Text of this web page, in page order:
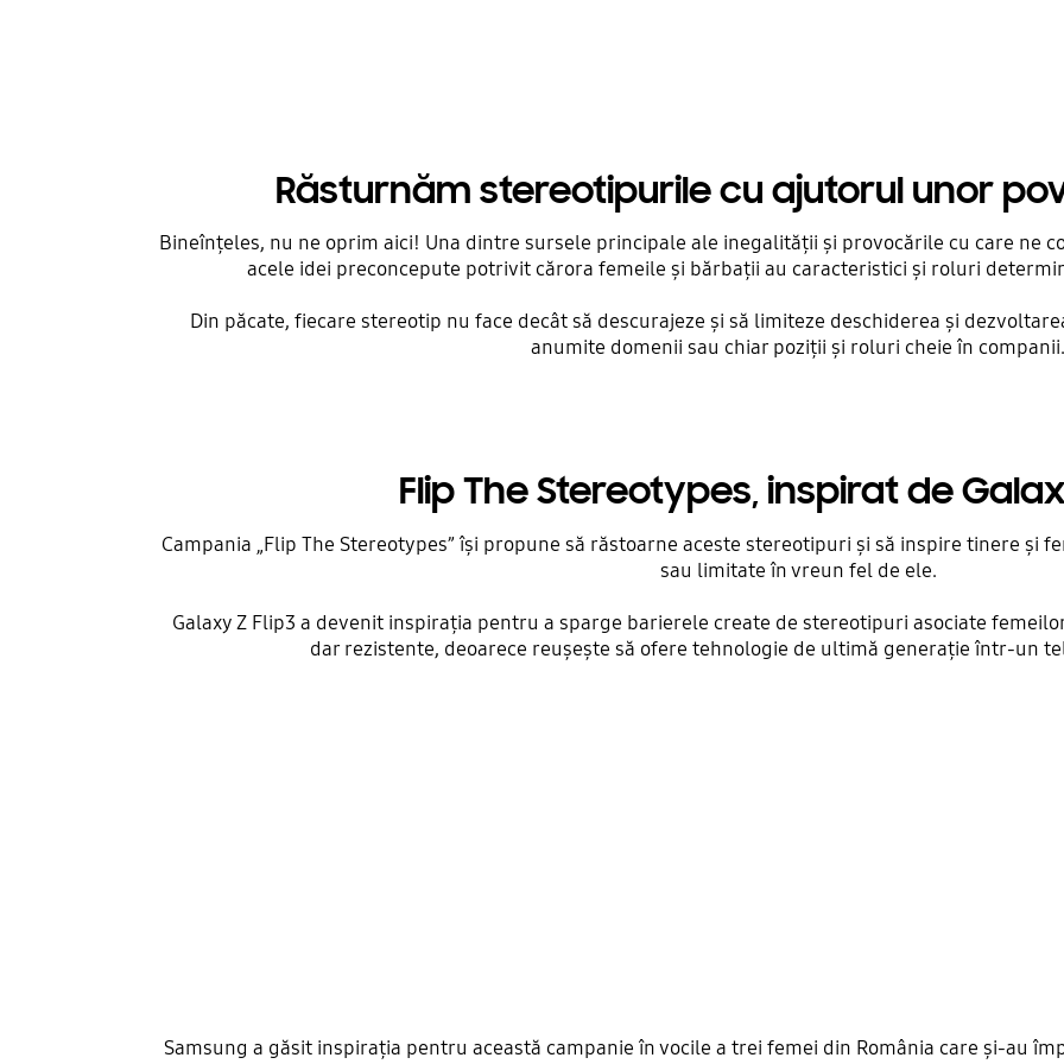
Răsturnăm stereotipurile cu ajutorul unor
Bineînțeles, nu ne oprim aici! Una dintre sursele principale ale inegalității și provocările cu care ne
acele idei preconcepute potrivit cărora femeile și bărbații au caracteristici și roluri
Din păcate, fiecare stereotip nu face decât să descurajeze și să limiteze deschiderea și
anumite domenii sau chiar poziții și roluri cheie în companii.
Flip The Stereotypes, inspirat de
Campania „Flip The Stereotypes” își propune să răstoarne aceste stereotipuri și să inspire tinere și
sau limitate în vreun fel de ele.
Galaxy Z Flip3 a devenit inspirația pentru a sparge barierele create de stereotipuri asociate
dar rezistente, deoarece reușește să ofere tehnologie de ultimă generație într-un
Samsung a găsit inspirația pentru această campanie în vocile a trei femei din România care și-au